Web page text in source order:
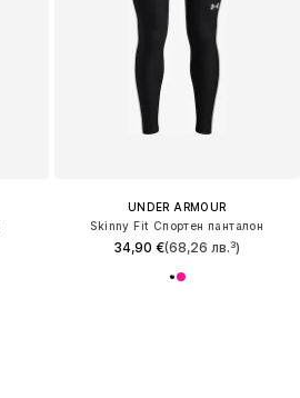
UNDER ARMOUR
Skinny Fit Спортен панталон
34,90 €(68,26 лв.³)